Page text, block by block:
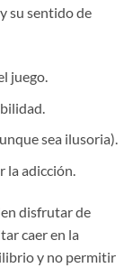
su sentido de
juego.
sea ilusoria).
la adicción.
disfrutar de
caer en la
y no permitir